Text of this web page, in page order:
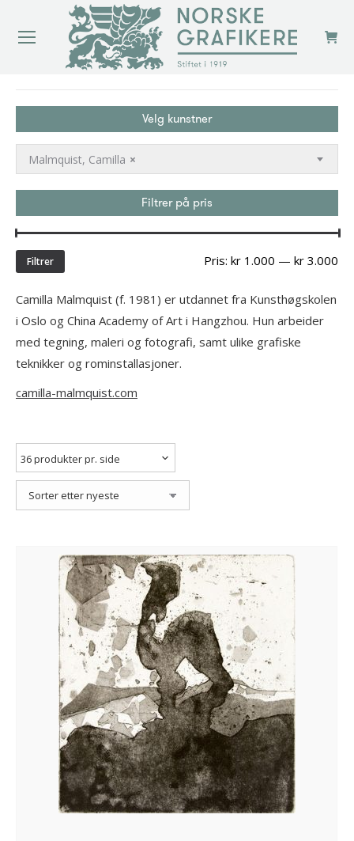
Velg kunstner
×
Malmquist, Camilla
Filtrer på pris
Filtrer Pris: kr 1.000 — kr 3.000
Camilla Malmquist (f. 1981) er utdannet fra Kunsthøgskolen
i Oslo og China Academy of Art i Hangzhou. Hun arbeider
med tegning, maleri og fotografi, samt ulike grafiske
teknikker og rominstallasjoner.
camilla-malmquist.com